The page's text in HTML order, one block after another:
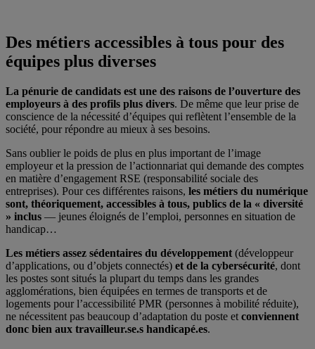
Des métiers accessibles à tous pour des
équipes plus diverses
La pénurie de candidats est une des raisons de l’ouverture des
employeurs à des profils plus divers. De même que leur prise de
conscience de la nécessité d’équipes qui reflètent l’ensemble de la
société, pour répondre au mieux à ses besoins.
Sans oublier le poids de plus en plus important de l’image
employeur et la pression de l’actionnariat qui demande des comptes
en matière d’engagement RSE (responsabilité sociale des
entreprises). Pour ces différentes raisons, les métiers du numérique
sont, théoriquement, accessibles à tous, publics de la « diversité
» inclus — jeunes éloignés de l’emploi, personnes en situation de
handicap…
Les métiers assez sédentaires du développement (développeur
d’applications, ou d’objets connectés) et de la cybersécurité, dont
les postes sont situés la plupart du temps dans les grandes
agglomérations, bien équipées en termes de transports et de
logements pour l’accessibilité PMR (personnes à mobilité réduite),
ne nécessitent pas beaucoup d’adaptation du poste et conviennent
donc bien aux travailleur.se.s handicapé.es.